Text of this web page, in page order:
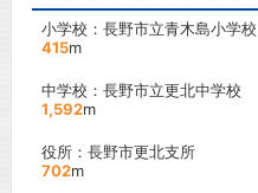
小学校：長野市立青木島小学校
415m
中学校：長野市立更北中学校
1,592m
役所：長野市更北支所
702m